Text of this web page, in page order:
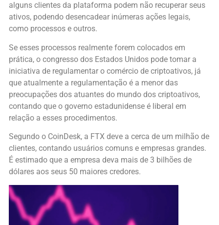
alguns clientes da plataforma podem não recuperar seus
ativos, podendo desencadear inúmeras ações legais,
como processos e outros.
Se esses processos realmente forem colocados em
prática, o congresso dos Estados Unidos pode tomar a
iniciativa de regulamentar o comércio de criptoativos, já
que atualmente a regulamentação é a menor das
preocupações dos atuantes do mundo dos criptoativos,
contando que o governo estadunidense é liberal em
relação a esses procedimentos.
Segundo o CoinDesk, a FTX deve a cerca de um milhão de
clientes, contando usuários comuns e empresas grandes.
É estimado que a empresa deva mais de 3 bilhões de
dólares aos seus 50 maiores credores.